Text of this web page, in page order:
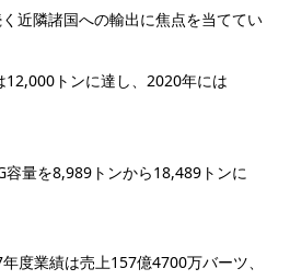
近隣諸国への輸出に焦点を当ててい
12,000トンに達し、2020年には
容量を8,989トンから18,489トンに
度業績は売上157億4700万バーツ、